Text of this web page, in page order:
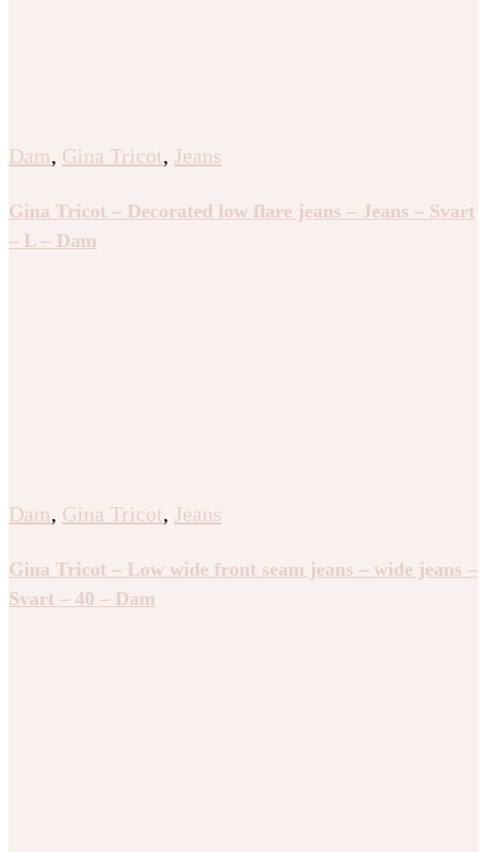
Dam, Gina Tricot, Jeans
Gina Tricot – Decorated low flare jeans – Jeans – Svart
– L – Dam
Dam, Gina Tricot, Jeans
Gina Tricot – Low wide front seam jeans – wide jeans –
Svart – 40 – Dam